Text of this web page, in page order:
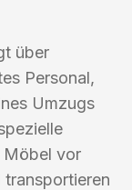
über
Personal,
Umzugs
Möbel vor
transportieren